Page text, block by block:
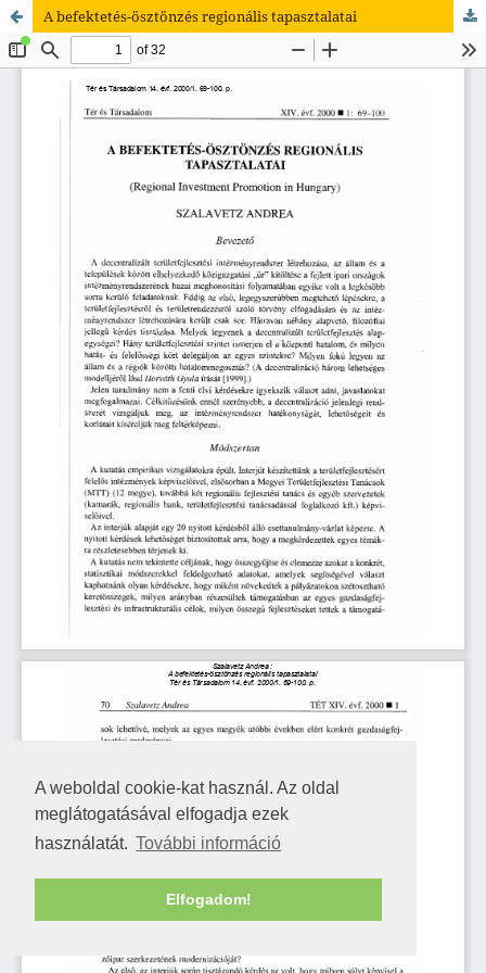
A weboldal cookie-kat használ. Az oldal
meglátogatásával elfogadja ezek
használatát. További információ
Elfogadom!
A befektetés-ösztönzés regionális tapasztalatai